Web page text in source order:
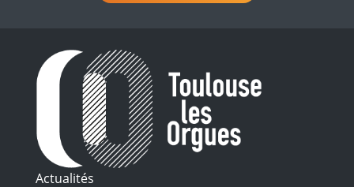
Actualités